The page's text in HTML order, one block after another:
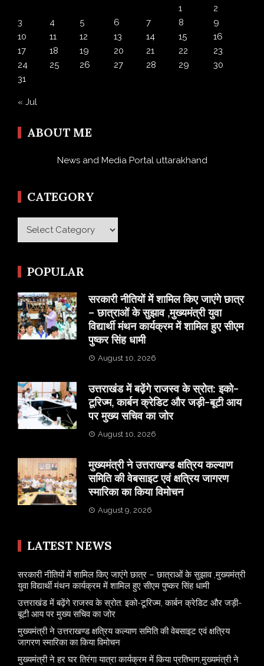
1
2
3
4 5 6 7 8
9
10
11 12 13 14 15
16
17
18 19 20 21 22
23
24
25 26 27 28 29
30
31
« Jul
ABOUT ME
News and Media Portal uttarakhand
CATEGORY
Category
POPULAR
सरकारी नीतियों में शामिल किए जाएंगे छात्र
– छात्राओं के सुझाव ,मुख्यमंत्री युवा
विद्यार्थी मंथन कार्यक्रम में शामिल हुए सीएम
पुष्कर सिंह धामी
August 10, 2026
उत्तराखंड में बढ़ेंगे राजस्व के स्रोत: इको-
टूरिज्म, कार्बन क्रेडिट और जड़ी-बूटी आय
पर मुख्य सचिव का जोर
August 10, 2026
मुख्यमंत्री ने उत्तराखण्ड क्षत्रिय कल्याण
समिति की वेबसाइट एवं क्षत्रिय जागरण
स्मारिका का किया विमोचन
August 9, 2026
LATEST NEWS
सरकारी नीतियों में शामिल किए जाएंगे छात्र – छात्राओं के सुझाव ,मुख्यमंत्री
युवा विद्यार्थी मंथन कार्यक्रम में शामिल हुए सीएम पुष्कर सिंह धामी
उत्तराखंड में बढ़ेंगे राजस्व के स्रोत: इको-टूरिज्म, कार्बन क्रेडिट और जड़ी-
बूटी आय पर मुख्य सचिव का जोर
मुख्यमंत्री ने उत्तराखण्ड क्षत्रिय कल्याण समिति की वेबसाइट एवं क्षत्रिय
जागरण स्मारिका का किया विमोचन
मुख्यमंत्री ने हर घर तिरंगा यात्रा कार्यक्रम में किया प्रतिभाग,मुख्यमंत्री ने